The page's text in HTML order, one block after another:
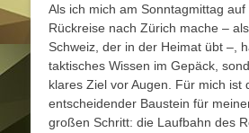
Als ich mich am Sonntagmittag
Rückreise nach Zürich mache –
Schweiz, der in der Heimat übt –,
taktisches Wissen im Gepäck,
klares Ziel vor Augen. Für mich ist
entscheidender Baustein für
großen Schritt: die Laufbahn des